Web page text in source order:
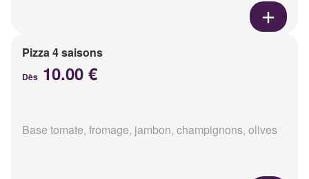
Pizza 4 saisons
Dès 10.00 €
Base tomate, fromage, jambon, champignons, olives